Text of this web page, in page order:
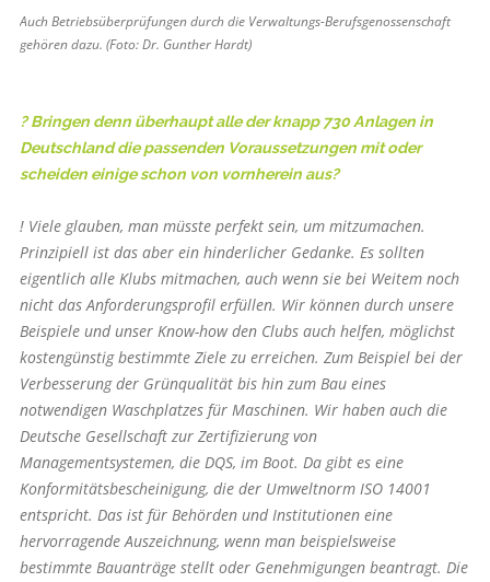
Auch Betriebsüberprüfungen durch die Verwaltungs-Berufsgenossenschaft
gehören dazu. (Foto: Dr. Gunther Hardt)
? Bringen denn überhaupt alle der knapp 730 Anlagen in
Deutschland die passenden Voraussetzungen mit oder
scheiden einige schon von vornherein aus?
! Viele glauben, man müsste perfekt sein, um mitzumachen.
Prinzipiell ist das aber ein hinderlicher Gedanke. Es sollten
eigentlich alle Klubs mitmachen, auch wenn sie bei Weitem noch
nicht das Anforderungsprofil erfüllen. Wir können durch unsere
Beispiele und unser Know-how den Clubs auch helfen, möglichst
kostengünstig bestimmte Ziele zu erreichen. Zum Beispiel bei der
Verbesserung der Grünqualität bis hin zum Bau eines
notwendigen ­Waschplatzes für Maschinen. Wir haben auch die
Deutsche Gesellschaft zur Zertifizierung von
Managementsystemen, die DQS, im Boot. Da gibt es eine
Konformitätsbescheinigung, die der Umweltnorm ISO 14001
entspricht. Das ist für Behörden und Institutionen eine
hervorragende Auszeichnung, wenn man beispielsweise
bestimmte Bauanträge stellt oder Genehmigungen beantragt. Die